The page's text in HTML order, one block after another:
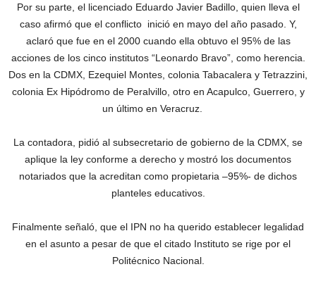
Por su parte, el licenciado Eduardo Javier Badillo, quien lleva el
caso afirmó que el conflicto inició en mayo del año pasado. Y,
aclaró que fue en el 2000 cuando ella obtuvo el 95% de las
acciones de los cinco institutos “Leonardo Bravo”, como herencia.
Dos en la CDMX, Ezequiel Montes, colonia Tabacalera y Tetrazzini,
colonia Ex Hipódromo de Peralvillo, otro en Acapulco, Guerrero, y
un último en Veracruz.
La contadora, pidió al subsecretario de gobierno de la CDMX, se
aplique la ley conforme a derecho y mostró los documentos
notariados que la acreditan como propietaria –95%- de dichos
planteles educativos.
Finalmente señaló, que el IPN no ha querido establecer legalidad
en el asunto a pesar de que el citado Instituto se rige por el
Politécnico Nacional.